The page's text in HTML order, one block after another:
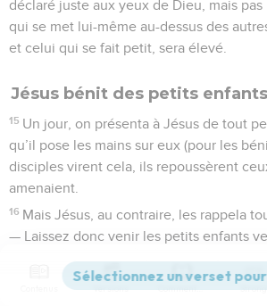
déclaré juste aux yeux de Dieu, mais pas
qui se met lui-même au-dessus des
et celui qui se fait petit, sera élevé.
Jésus bénit des petits enfants
15 Un jour, on présenta à Jésus de tout
qu’il pose les mains sur eux (pour les
disciples virent cela, ils repoussèrent
amenaient.
16 Mais Jésus, au contraire, les rappela
— Laissez donc venir les petits enfants
qui leur ressemblent.
Versions Commentaires Strong